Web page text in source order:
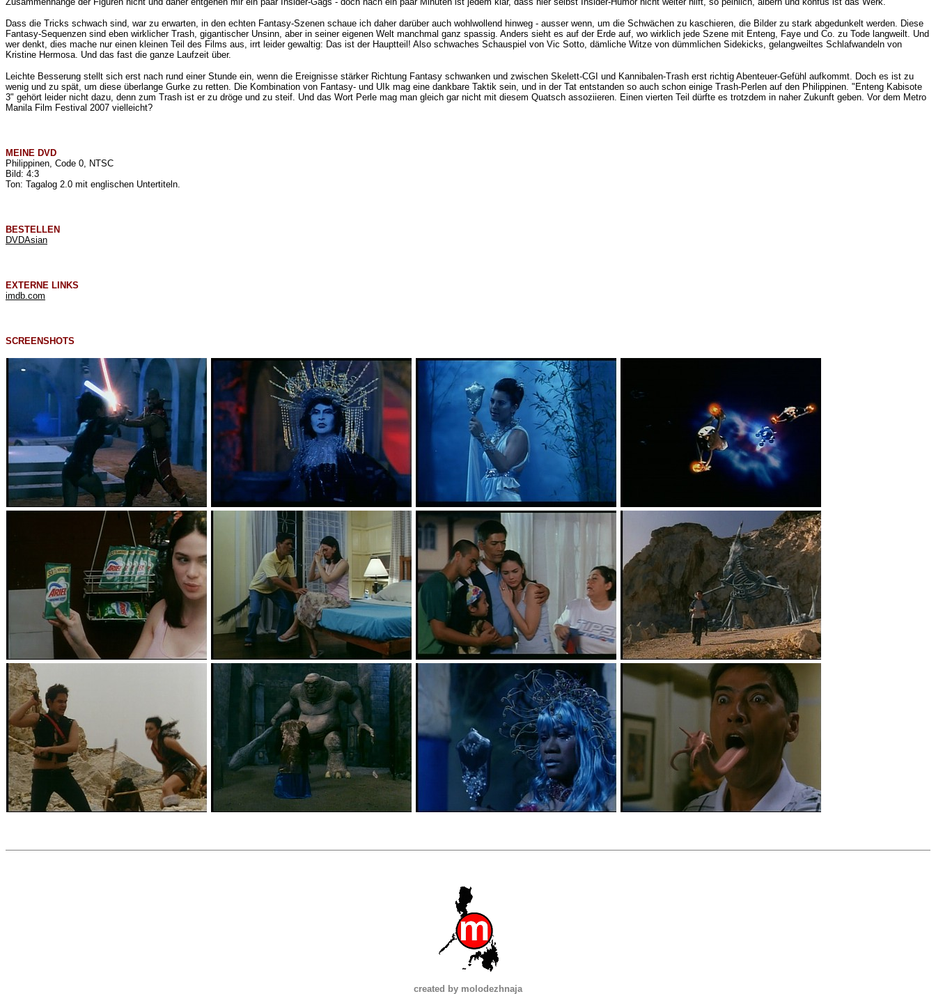
Dass die Tricks schwach sind, war zu erwarten, in den echten Fantasy-Szenen schaue ich daher darüber auch wohlwollend hinweg - ausser wenn, um die Schwächen zu kaschieren, die Bilder zu stark abgedunkelt werden. Diese
Fantasy-Sequenzen sind eben wirklicher Trash, gigantischer Unsinn, aber in seiner eigenen Welt manchmal ganz spassig. Anders sieht es auf der Erde auf, wo wirklich jede Szene mit Enteng, Faye und Co. zu Tode langweilt. Und
wer denkt, dies mache nur einen kleinen Teil des Films aus, irrt leider gewaltig: Das ist der Hauptteil! Also schwaches Schauspiel von Vic Sotto, dämliche Witze von dümmlichen Sidekicks, gelangweiltes Schlafwandeln von
Kristine Hermosa. Und das fast die ganze Laufzeit über.
Leichte Besserung stellt sich erst nach rund einer Stunde ein, wenn die Ereignisse stärker Richtung Fantasy schwanken und zwischen Skelett-CGI und Kannibalen-Trash erst richtig Abenteuer-Gefühl aufkommt. Doch es ist zu
wenig und zu spät, um diese überlange Gurke zu retten. Die Kombination von Fantasy- und UIk mag eine dankbare Taktik sein, und in der Tat entstanden so auch schon einige Trash-Perlen auf den Philippinen. "Enteng Kabisote
3" gehört leider nicht dazu, denn zum Trash ist er zu dröge und zu steif. Und das Wort Perle mag man gleich gar nicht mit diesem Quatsch assoziieren. Einen vierten Teil dürfte es trotzdem in naher Zukunft geben. Vor dem Metro
Manila Film Festival 2007 vielleicht?
MEINE DVD
Philippinen, Code 0, NTSC
Bild: 4:3
Ton: Tagalog 2.0 mit englischen Untertiteln.
BESTELLEN
DVDAsian
EXTERNE LINKS
imdb.com
SCREENSHOTS
created by molodezhnaja